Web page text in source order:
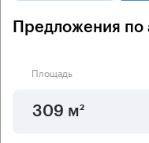
Предложения
Площадь
309 м²